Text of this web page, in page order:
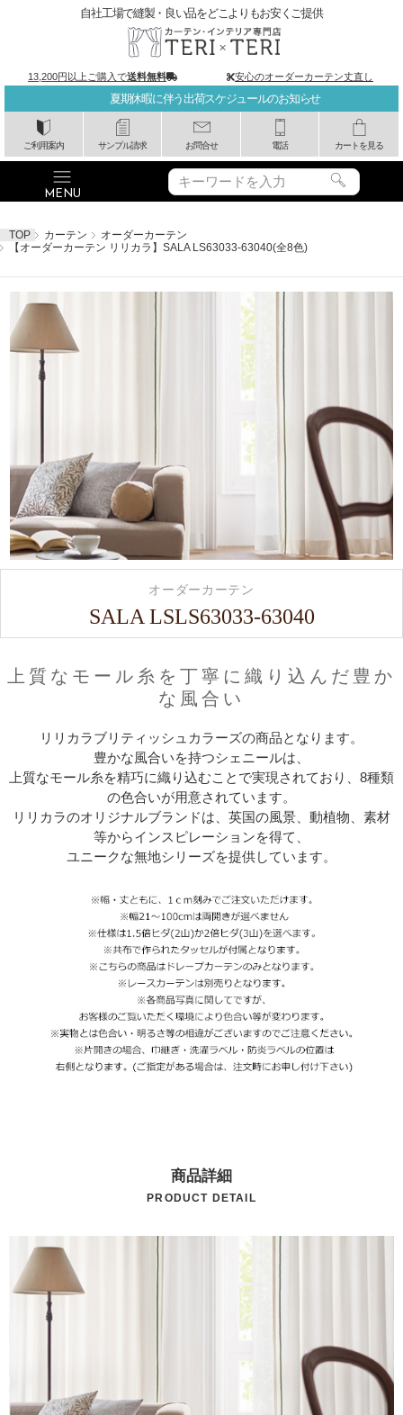
夏期休暇に伴う出荷スケジュールのお知らせ
ご利用案内 サンプル請求 お問合せ 電話 カートを見る
自社工場で縫製・良い品をどこよりもお安くご提供
13,200円以上ご購入で送料無料 安心のオーダーカーテン丈直し
TOP カーテン
オーダーカーテン
【オーダーカーテン リリカラ】SALA LS63033-63040(全8色)
上質なモール糸を丁寧に織り込んだ豊か
な風合い
オーダーカーテン
SALA LSLS63033-63040
リリカラブリティッシュカラーズの商品となります。
豊かな風合いを持つシェニールは、
上質なモール糸を精巧に織り込むことで実現されており、8種類
の色合いが用意されています。
リリカラのオリジナルブランドは、英国の風景、動植物、素材
等からインスピレーションを得て、
ユニークな無地シリーズを提供しています。
商品詳細
PRODUCT DETAIL